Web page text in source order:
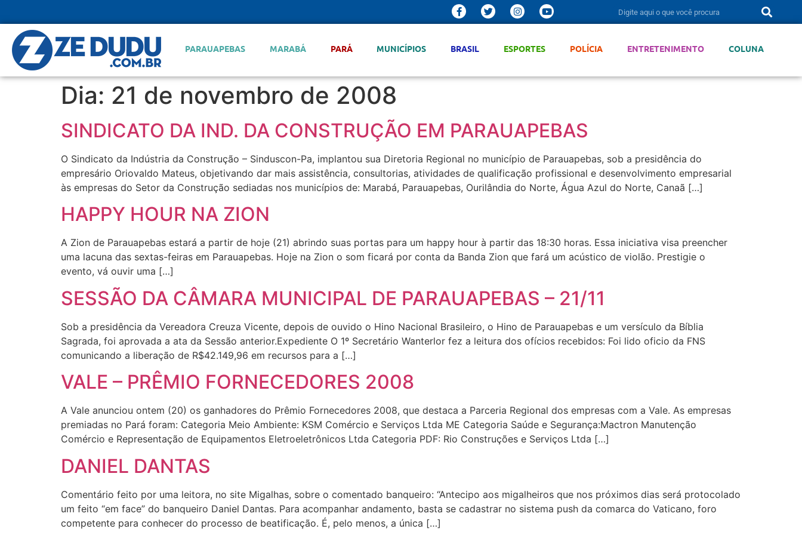
PARAUAPEBAS MARABÁ PARÁ MUNICÍPIOS BRASIL ESPORTES POLÍCIA ENTRETENIMENTO COLUNA
Dia: 21 de novembro de 2008
SINDICATO DA IND. DA CONSTRUÇÃO EM PARAUAPEBAS
O Sindicato da Indústria da Construção – Sinduscon-Pa, implantou sua Diretoria Regional no município de Parauapebas, sob a presidência do
empresário Oriovaldo Mateus, objetivando dar mais assistência, consultorias, atividades de qualificação profissional e desenvolvimento empresarial
às empresas do Setor da Construção sediadas nos municípios de: Marabá, Parauapebas, Ourilândia do Norte, Água Azul do Norte, Canaã […]
HAPPY HOUR NA ZION
A Zion de Parauapebas estará a partir de hoje (21) abrindo suas portas para um happy hour à partir das 18:30 horas. Essa iniciativa visa preencher
uma lacuna das sextas-feiras em Parauapebas. Hoje na Zion o som ficará por conta da Banda Zion que fará um acústico de violão. Prestigie o
evento, vá ouvir uma […]
SESSÃO DA CÂMARA MUNICIPAL DE PARAUAPEBAS – 21/11
Sob a presidência da Vereadora Creuza Vicente, depois de ouvido o Hino Nacional Brasileiro, o Hino de Parauapebas e um versículo da Bíblia
Sagrada, foi aprovada a ata da Sessão anterior.Expediente O 1º Secretário Wanterlor fez a leitura dos ofícios recebidos: Foi lido oficio da FNS
comunicando a liberação de R$42.149,96 em recursos para a […]
VALE – PRÊMIO FORNECEDORES 2008
A Vale anunciou ontem (20) os ganhadores do Prêmio Fornecedores 2008, que destaca a Parceria Regional dos empresas com a Vale. As empresas
premiadas no Pará foram: Categoria Meio Ambiente: KSM Comércio e Serviços Ltda ME Categoria Saúde e Segurança:Mactron Manutenção
Comércio e Representação de Equipamentos Eletroeletrônicos Ltda Categoria PDF: Rio Construções e Serviços Ltda […]
DANIEL DANTAS
Comentário feito por uma leitora, no site Migalhas, sobre o comentado banqueiro: “Antecipo aos migalheiros que nos próximos dias será protocolado
um feito “em face” do banqueiro Daniel Dantas. Para acompanhar andamento, basta se cadastrar no sistema push da comarca do Vaticano, foro
competente para conhecer do processo de beatificação. É, pelo menos, a única […]